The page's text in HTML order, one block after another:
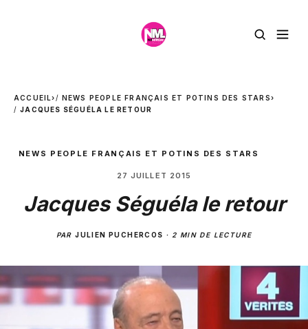
ACCUEIL› NEWS PEOPLE FRANÇAIS ET POTINS DES STARS›
JACQUES SÉGUÉLA LE RETOUR
NEWS PEOPLE FRANÇAIS ET POTINS DES STARS
27 JUILLET 2015
Jacques Séguéla le retour
PARJULIEN PUCHERCOS · 2 MIN DE LECTURE